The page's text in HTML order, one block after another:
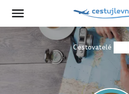
Cestovatelé